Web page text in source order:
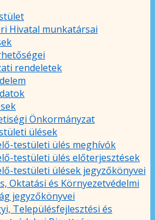
Hivatal munkatársai
rendeletek
Önkormányzat
ülések
testületi ülés meghívók
testületi ülés előterjesztések
testületi ülések jegyzőkönyvei
Oktatási és Környezetvédelmi
jegyzőkönyvei
Településfejlesztési és